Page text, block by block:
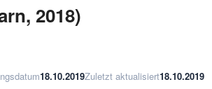
2018)
18.10.2019Zuletzt aktualisiert18.10.2019